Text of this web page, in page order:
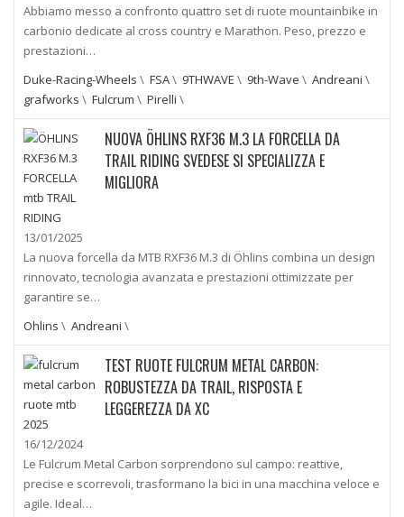
Abbiamo messo a confronto quattro set di ruote mountainbike in
carbonio dedicate al cross country e Marathon. Peso, prezzo e
prestazioni…
Duke-Racing-Wheels \ FSA\ 9THWAVE \ 9th-Wave \ Andreani \
grafworks \ Fulcrum \ Pirelli \
NUOVA ÖHLINS RXF36 M.3 LA FORCELLA DA
TRAIL RIDING SVEDESE SI SPECIALIZZA E
MIGLIORA
13/01/2025
La nuova forcella da MTB RXF36 M.3 di Öhlins combina un design
rinnovato, tecnologia avanzata e prestazioni ottimizzate per
garantire se…
Ohlins \ Andreani \
TEST RUOTE FULCRUM METAL CARBON:
ROBUSTEZZA DA TRAIL, RISPOSTA E
LEGGEREZZA DA XC
16/12/2024
Le Fulcrum Metal Carbon sorprendono sul campo: reattive,
precise e scorrevoli, trasformano la bici in una macchina veloce e
agile. Ideal…